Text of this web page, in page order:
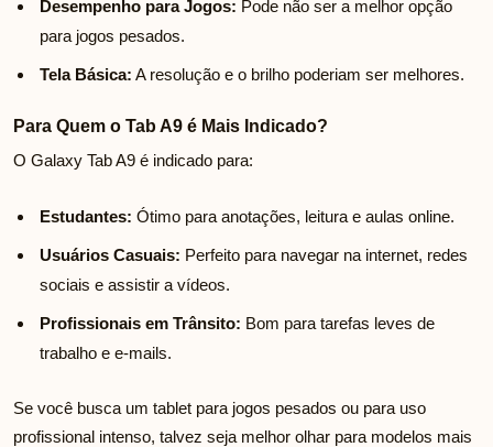
Desempenho para Jogos: Pode não ser a melhor opção
para jogos pesados.
Tela Básica: A resolução e o brilho poderiam ser melhores.
Para Quem o Tab A9 é Mais Indicado?
O Galaxy Tab A9 é indicado para:
Estudantes: Ótimo para anotações, leitura e aulas online.
Usuários Casuais: Perfeito para navegar na internet, redes
sociais e assistir a vídeos.
Profissionais em Trânsito: Bom para tarefas leves de
trabalho e e-mails.
Se você busca um tablet para jogos pesados ou para uso
profissional intenso, talvez seja melhor olhar para modelos mais